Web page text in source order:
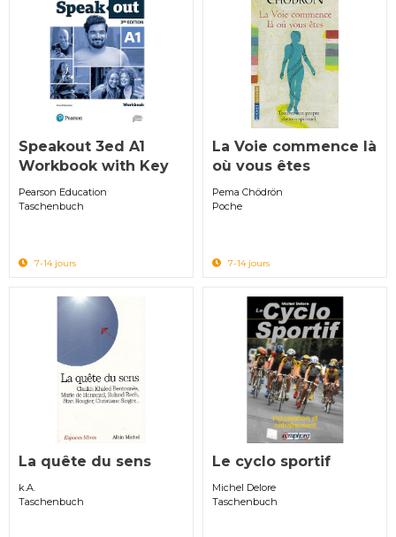
Speakout 3ed A1
Workbook with Key
Pearson Education
Taschenbuch
7-14 jours
La Voie commence là
où vous êtes
Pema Chödrön
Poche
7-14 jours
La quête du sens
k.A.
Taschenbuch
Le cyclo sportif
Michel Delore
Taschenbuch